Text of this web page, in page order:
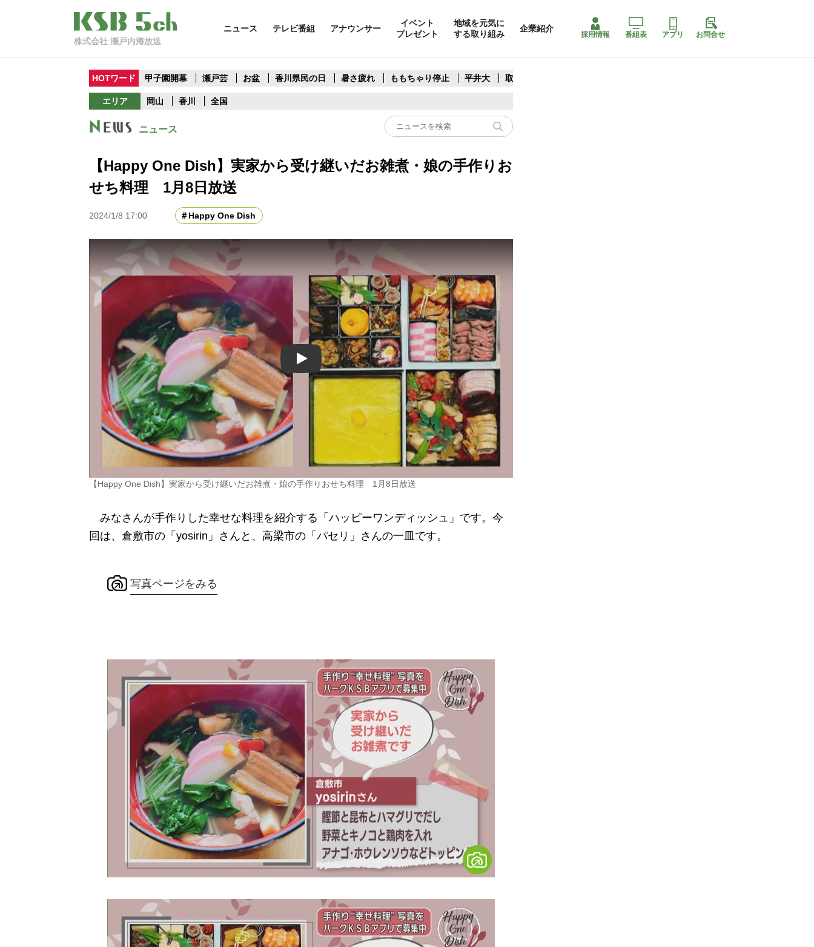
株式会社 瀬戸内海放送
ニュース テレビ番組 アナウンサー
イベント
プレゼント
地域を元気に
する取り組み
企業紹介
採用情報 番組表 アプリ お問合せ
HOTワード 甲子園開幕 瀬戸芸 お盆 香川県民の日 暑さ疲れ ももちゃり停止 平井大 取水制限
エリア 岡山 香川 全国
ニュース
【Happy One Dish】実家から受け継いだお雑煮・娘の手作りお
せち料理 1月8日放送
2024/1/8 17:00 Happy One Dish
Play
【Happy One Dish】実家から受け継いだお雑煮・娘の手作りおせち料理 1月8日放送
みなさんが手作りした幸せな料理を紹介する「ハッピーワンディッシュ」です。今
回は、倉敷市の「yosirin」さんと、高梁市の「パセリ」さんの一皿です。
写真ページをみる